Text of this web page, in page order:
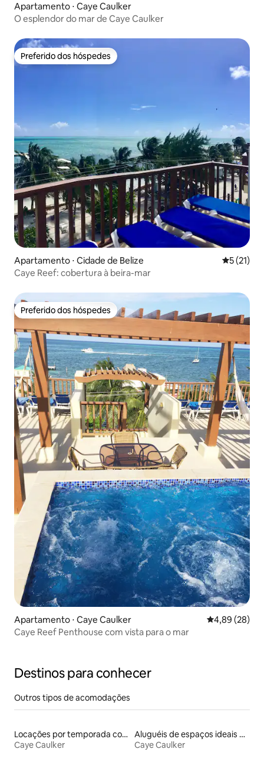
Apartamento ⋅ Caye Caulker
O esplendor do mar de Caye Caulker
Preferido dos hóspedes
Preferido dos hóspedes
Apartamento ⋅ Cidade de Belize 5 de uma
5 (21)
Caye Reef: cobertura à beira-mar
Preferido dos hóspedes
Preferido dos hóspedes
Apartamento ⋅ Caye Caulker 4,89 de uma
4,89 (28)
Caye Reef Penthouse com vista para o mar
Destinos para conhecer
Outros tipos de acomodações
Locações por temporada com piscina
Caye Caulker
Aluguéis de espaços ideais para famílias
Caye Caulker